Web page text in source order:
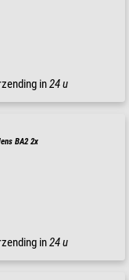
in24 u
BA2 2x
in24 u